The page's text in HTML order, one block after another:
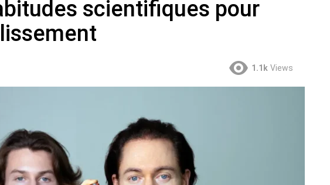
scientifiques pour
1.1k Views